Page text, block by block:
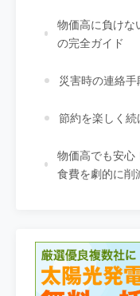
物価高に負けな
の完全ガイド
災害時の連絡
節約を楽しく続
物価高でも安心
食費を劇的に削